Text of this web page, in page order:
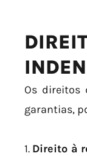
Os direitos
garantias,
1. Direito à